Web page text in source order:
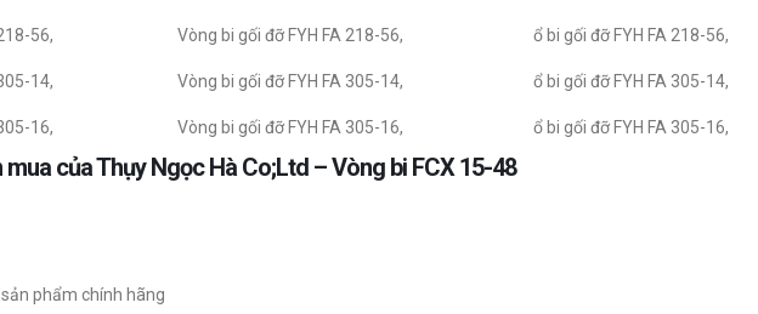
56, Vòng bi gối đỡ FYH FA 218-56, ổ bi gối đỡ FYH FA 218-56,
14, Vòng bi gối đỡ FYH FA 305-14, ổ bi gối đỡ FYH FA 305-14,
16, Vòng bi gối đỡ FYH FA 305-16, ổ bi gối đỡ FYH FA 305-16,
mua của Thụy Ngọc Hà Co;Ltd – Vòng bi FCX 15-48
phẩm chính hãng